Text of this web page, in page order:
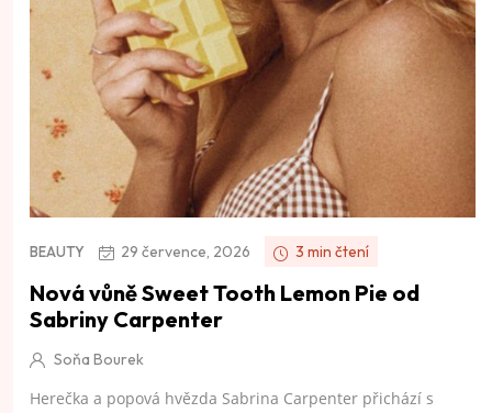
BEAUTY 29 července, 2026 3 min čtení
Nová vůně Sweet Tooth Lemon Pie od
Sabriny Carpenter
Soňa Bourek
Herečka a popová hvězda Sabrina Carpenter přichází s